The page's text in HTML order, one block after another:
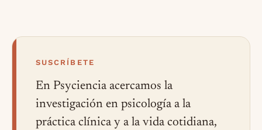
SUSCRÍBETE
En Psyciencia acercamos la
investigación en psicología a la
práctica clínica y a la vida cotidiana,